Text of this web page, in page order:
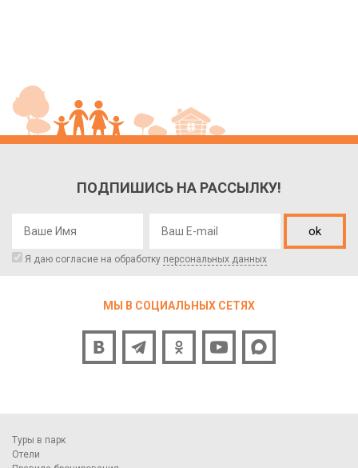
ПОДПИШИСЬ НА РАССЫЛКУ!
ok
Я даю согласие на обработку персональных данных
МЫ В СОЦИАЛЬНЫХ СЕТЯХ
Туры в парк
Отели